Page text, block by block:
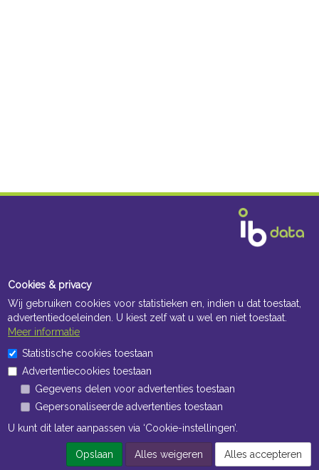
Cookies & privacy
Wij gebruiken cookies voor statistieken en, indien u dat toestaat,
advertentiedoeleinden. U kiest zelf wat u wel en niet toestaat.
Meer informatie
Statistische cookies toestaan
Advertentiecookies toestaan
Gegevens delen voor advertenties toestaan
Gepersonaliseerde advertenties toestaan
U kunt dit later aanpassen via ‘Cookie-instellingen’.
Opslaan Alles weigeren Alles accepteren